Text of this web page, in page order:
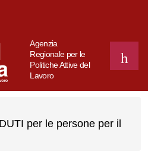
Agenzia
Regionale per le
Politiche Attive del
Lavoro
per le persone per il